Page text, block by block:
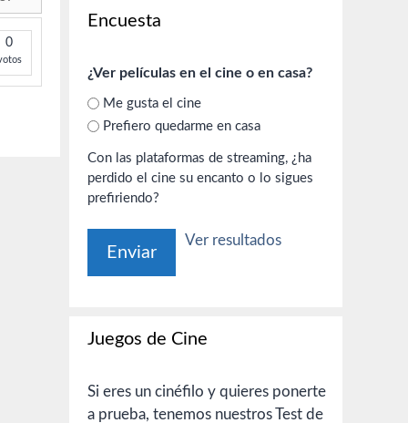
0
Encuesta
¿Ver películas en el cine o en casa?
Me gusta el cine
Prefiero quedarme en casa
Con las plataformas de streaming, ¿ha
perdido el cine su encanto o lo sigues
prefiriendo?
Ver resultados
Juegos de Cine
Si eres un cinéfilo y quieres ponerte
a prueba, tenemos nuestros Test de